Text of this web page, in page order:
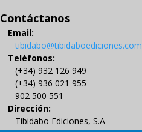
Contáctanos
Email:
tibidabo@tibidaboediciones.com
Teléfonos:
(+34) 932 126 949
(+34) 936 021 955
902 500 551
Dirección:
Tibidabo Ediciones, S.A